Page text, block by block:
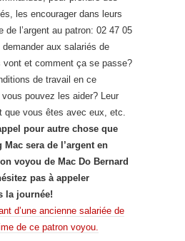
les encourager dans leurs
de l’argent au patron: 02 47 05
aux salariés de
vont et comment ça se passe?
de travail en ce
pouvez les aider? Leur
que vous êtes avec eux, etc.
pour autre chose que
sera de l’argent en
voyou de Mac Do Bernard
pas à appeler
la journée!
d’une ancienne salariée de
de ce patron voyou.